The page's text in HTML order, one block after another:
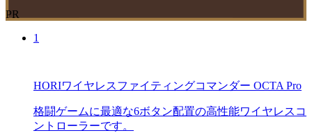
PR
1
HORIワイヤレスファイティングコマンダー OCTA Pro
格闘ゲームに最適な6ボタン配置の高性能ワイヤレスコ
ントローラーです。